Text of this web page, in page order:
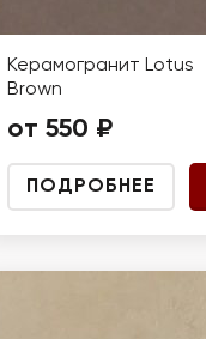
Керамогранит Lotus
Brown
от 550 ₽
ПОДРОБНЕЕ